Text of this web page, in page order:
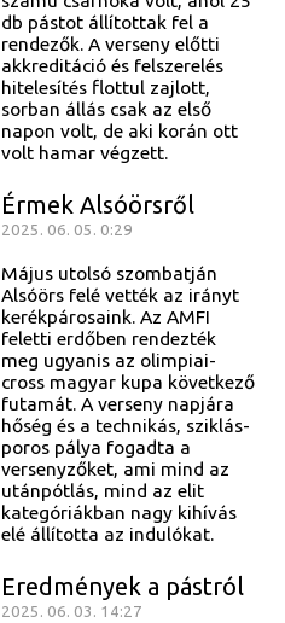
db pástot állítottak fel a
rendezők. A verseny előtti
akkreditáció és felszerelés
hitelesítés flottul zajlott,
sorban állás csak az első
napon volt, de aki korán ott
volt hamar végzett.
Érmek Alsóörsről
2025. 06. 05. 0:29
Május utolsó szombatján
Alsóörs felé vették az irányt
kerékpárosaink. Az AMFI
feletti erdőben rendezték
meg ugyanis az olimpiai-
cross magyar kupa következő
futamát. A verseny napjára
hőség és a technikás, sziklás-
poros pálya fogadta a
versenyzőket, ami mind az
utánpótlás, mind az elit
kategóriákban nagy kihívás
elé állította az indulókat.
Eredmények a pástról
2025. 06. 03. 14:27